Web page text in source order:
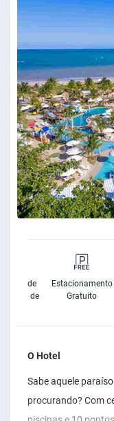
de
Estacionamento
Gratuito
O Hotel
Sabe aquele
procurando? Com